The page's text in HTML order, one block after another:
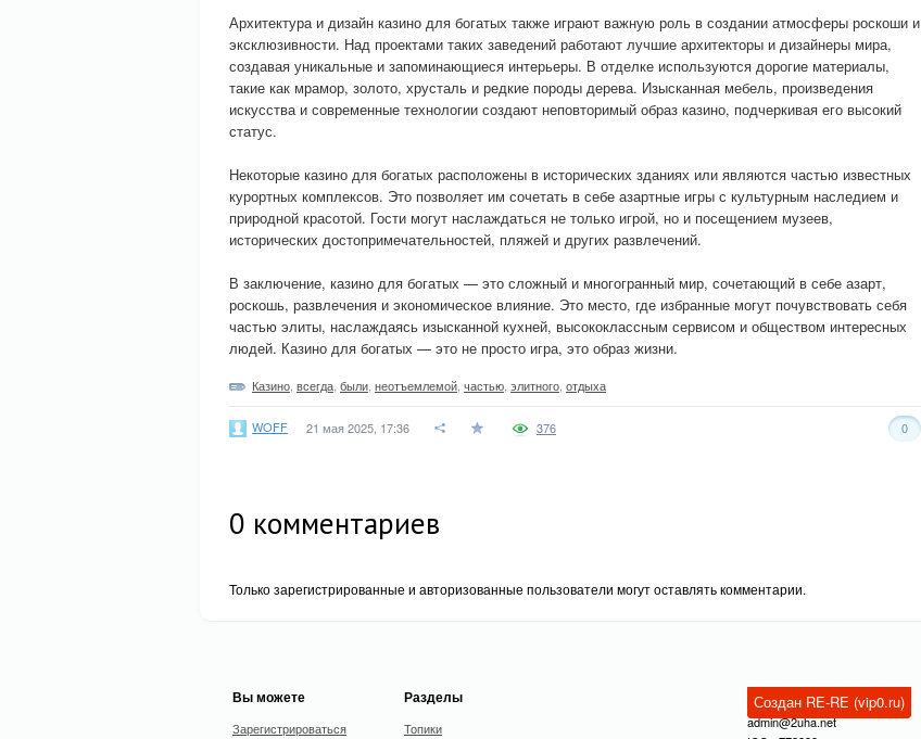
Архитектура и дизайн казино для богатых также играют важную роль в создании атмосферы роскоши и
эксклюзивности. Над проектами таких заведений работают лучшие архитекторы и дизайнеры мира,
создавая уникальные и запоминающиеся интерьеры. В отделке используются дорогие материалы,
такие как мрамор, золото, хрусталь и редкие породы дерева. Изысканная мебель, произведения
искусства и современные технологии создают неповторимый образ казино, подчеркивая его высокий
статус.
Некоторые казино для богатых расположены в исторических зданиях или являются частью известных
курортных комплексов. Это позволяет им сочетать в себе азартные игры с культурным наследием и
природной красотой. Гости могут наслаждаться не только игрой, но и посещением музеев,
исторических достопримечательностей, пляжей и других развлечений.
В заключение, казино для богатых — это сложный и многогранный мир, сочетающий в себе азарт,
роскошь, развлечения и экономическое влияние. Это место, где избранные могут почувствовать себя
частью элиты, наслаждаясь изысканной кухней, высококлассным сервисом и обществом интересных
людей. Казино для богатых — это не просто игра, это образ жизни.
Казино всегда были неотъемлемой частью элитного отдыха
WOFF 21 мая 2025, 17:36 0
376
0 комментариев
Только зарегистрированные и авторизованные пользователи могут оставлять комментарии.
Вы можете
Зарегистрироваться
Разделы
Топики
Создан RE-RE (vip0.ru)
admin@2uha.net